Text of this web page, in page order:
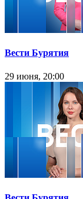
Вести Бурятия
29 июня, 20:00